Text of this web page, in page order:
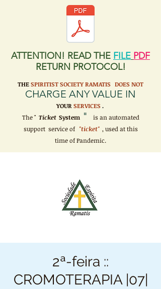
ATTENTION! READ THE FILE PDF
RETURN PROTOCOL!
THESPIRITIST SOCIETY RAMATIS DOES NOT
CHARGE ANY VALUE IN
YOUR SERVICES.
The " Ticket System"
is an automated
support service of "ticket" , used at this
time of Pandemic.
2ª-feira ::
CROMOTERAPIA |07|